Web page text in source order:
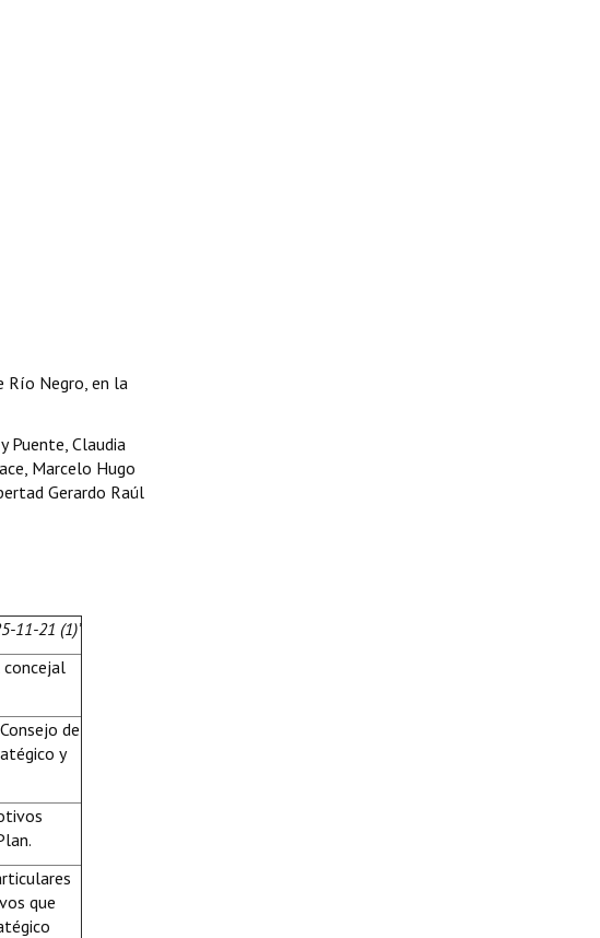
Río Negro, en la
Puente, Claudia
Marcelo Hugo
Gerardo Raúl
11-21 (1)’
concejal
de
y
que